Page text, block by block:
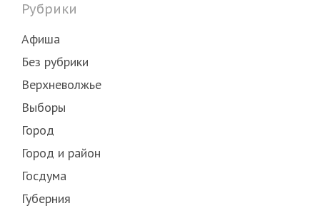
Рубрики
Афиша
Без рубрики
Верхневолжье
Выборы
Город
Город и район
Госдума
Губерния